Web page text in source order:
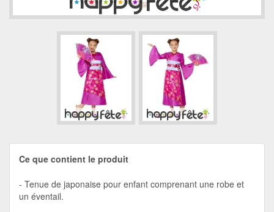
Ce que contient le produit
Tenue de japonaise pour enfant comprenant une robe et
un éventail.